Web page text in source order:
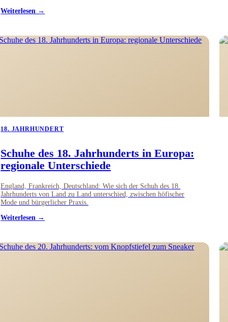
Weiterlesen →
18. JAHRHUNDERT
Schuhe des 18. Jahrhunderts in Europa:
regionale Unterschiede
England, Frankreich, Deutschland: Wie sich der Schuh des 18.
Jahrhunderts von Land zu Land unterschied, zwischen höfischer
Mode und bürgerlicher Praxis.
Weiterlesen →